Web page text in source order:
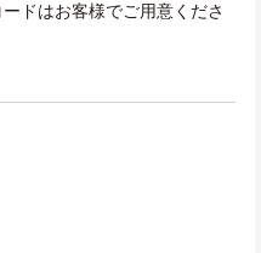
ドはお客様でご用意くださ